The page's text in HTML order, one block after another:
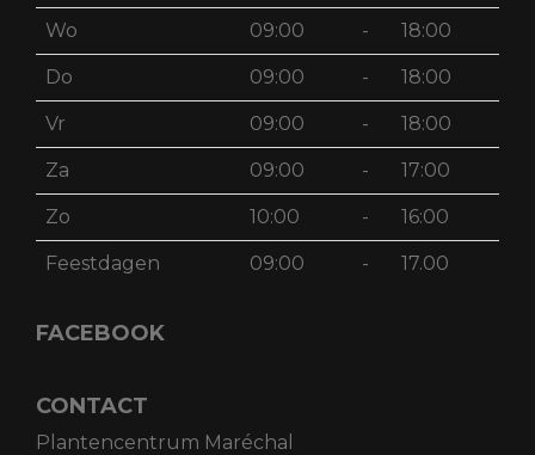
Wo 09:00 - 18:00
Do 09:00 - 18:00
Vr 09:00 - 18:00
Za 09:00 - 17:00
Zo 10:00 - 16:00
Feestdagen 09:00 - 17.00
FACEBOOK
CONTACT
Plantencentrum Maréchal